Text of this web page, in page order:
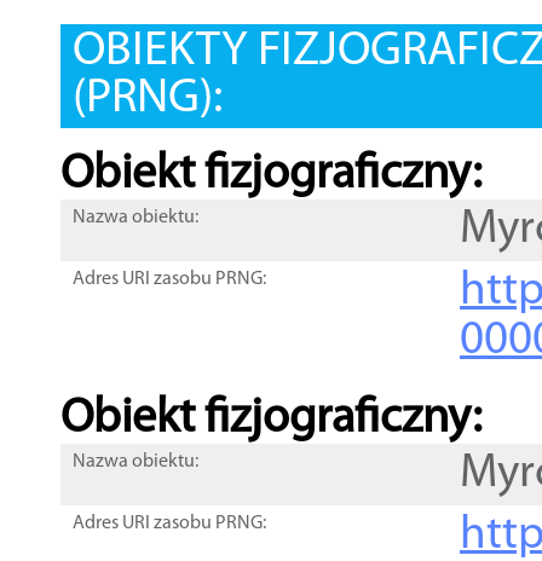
OBIEKTY
(PRNG):
Obiekt fizjograficzny:
Nazwa obiektu:
Adres URI zasobu PRNG:
Obiekt fizjograficzny:
Nazwa obiektu:
Adres URI zasobu PRNG: